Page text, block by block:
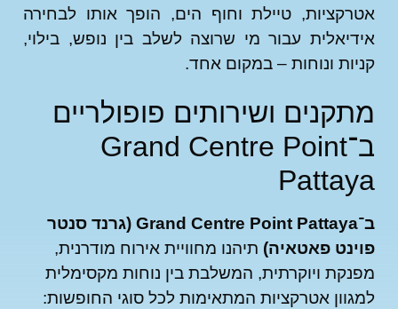
טיילת וחוף הים, הופך אותו לבחירה
עבור מי שרוצה לשלב בין נופש, בילוי,
ונוחות – במקום אחד.
ושירותים פופולריים
ב־Grand Centre Point
ב־Grand Centre Point Pattaya (גרנד סנטר
פאטאיה)תיהנו מחוויית אירוח מודרנית,
ויוקרתית, המשלבת בין נוחות מקסימלית
אטרקציות המתאימות לכל סוגי החופשות: